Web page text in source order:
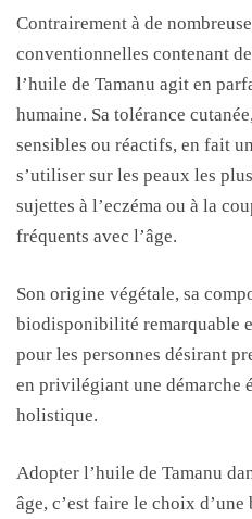
Contrairement à de
conventionnelles contenant
l’huile de Tamanu agit en
humaine. Sa tolérance
sensibles ou réactifs, en fait
s’utiliser sur les peaux les
sujettes à l’eczéma ou à la
fréquents avec l’âge.
Son origine végétale, sa
biodisponibilité remarquable
pour les personnes désirant
en privilégiant une démarche
holistique.
Adopter l’huile de Tamanu
âge, c’est faire le choix d’une